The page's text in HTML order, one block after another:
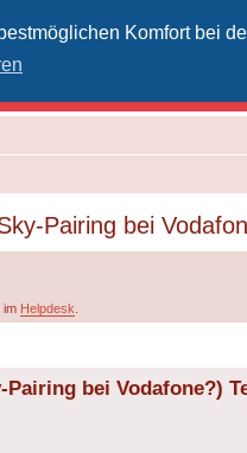
Komfort bei
Pairing bei
im Helpdesk
bei Vodafone?)